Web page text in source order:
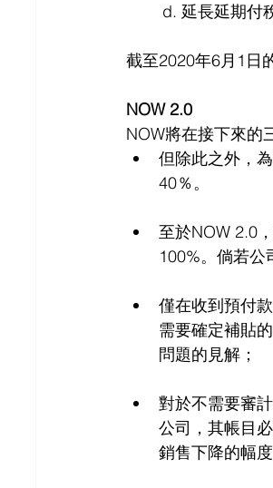
d. 延長延期付
截至2020年6月1日
NOW 2.0
NOW將在接下來的
但除此之外，
40％。
至於NOW 2.0
100%。倘若公
僅在收到預付
需要確定補貼
問題的見解；
對於不需要審
公司，其帳目
銷售下降的幅